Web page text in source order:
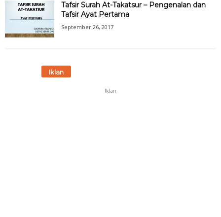
Tafsir Surah At-Takatsur – Pengenalan dan
Tafsir Ayat Pertama
September 26, 2017
Iklan
Iklan